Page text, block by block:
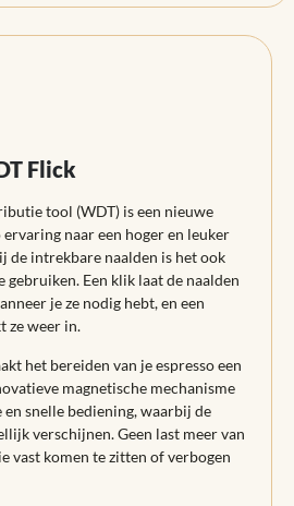
Flick
tool (WDT) is een nieuwe
naar een hoger en leuker
de intrekbare naalden is het ook
gebruiken. Een klik laat de naalden
je ze nodig hebt, en een
ze weer in.
het bereiden van je espresso een
magnetische mechanisme
en snelle bediening, waarbij de
verschijnen. Geen last meer van
vast komen te zitten of verbogen